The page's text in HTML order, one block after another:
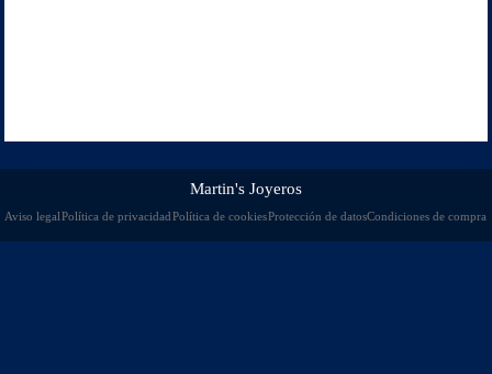
Martin's Joyeros
Aviso legalPolítica de privacidadPolítica de cookiesProtección de datosCondiciones de compra